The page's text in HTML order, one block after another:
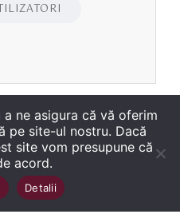
Județeană
drepturile sunt
ne asigura că vă oferim
pe site-ul nostru. Dacă
site vom presupune că
acord.
Detalii